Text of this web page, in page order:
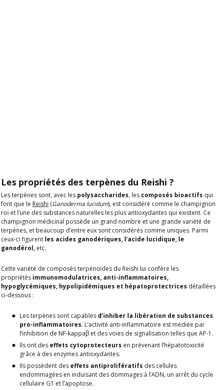
Les propriétés des terpènes du Reishi ?
Les terpènes sont, avec les polysaccharides, les composés bioactifs qui
font que le Reishi (Ganoderma lucidum), est considéré comme le champignon
roi et l’une des substances naturelles les plus antioxydantes qui existent. Ce
champignon médicinal possède un grand nombre et une grande variété de
terpènes, et beaucoup d’entre eux sont considérés comme uniques. Parmi
ceux-ci figurent les acides ganodériques, l’acide lucidique, le
ganodérol, etc.
Cette variété de composés terpénoïdes du Reishi lui confère les
propriétés immunomodulatrices, anti-inflammatoires,
hypoglycémiques, hypolipidémiques et hépatoprotectrices détaillées
ci-dessous :
Les terpènes sont capables d’inhiber la libération de substances
pro-inflammatoires. L’activité anti-inflammatoire est médiée par
l’inhibition de NF-kappaβ et des voies de signalisation telles que AP-1.
Ils ont des effets cytoprotecteurs en prévenant l’hépatotoxicité
grâce à des enzymes antioxydantes.
Ils possèdent des effets antiprolifératifs des cellules
endommagées en induisant des dommages à l’ADN, un arrêt du cycle
cellulaire G1 et l’apoptose.